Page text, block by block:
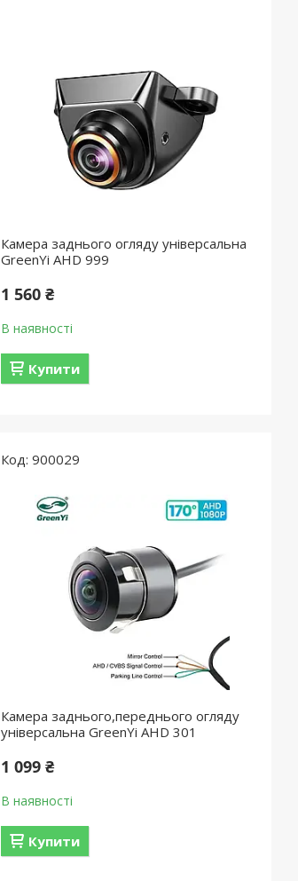
Камера заднього огляду універсальна
GreenYi AHD 999
1 560 ₴
В наявності
Купити
900029
Камера заднього,переднього огляду
універсальна GreenYi AHD 301
1 099 ₴
В наявності
Купити